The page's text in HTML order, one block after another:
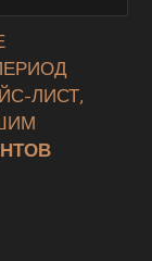
ЛИСТ,